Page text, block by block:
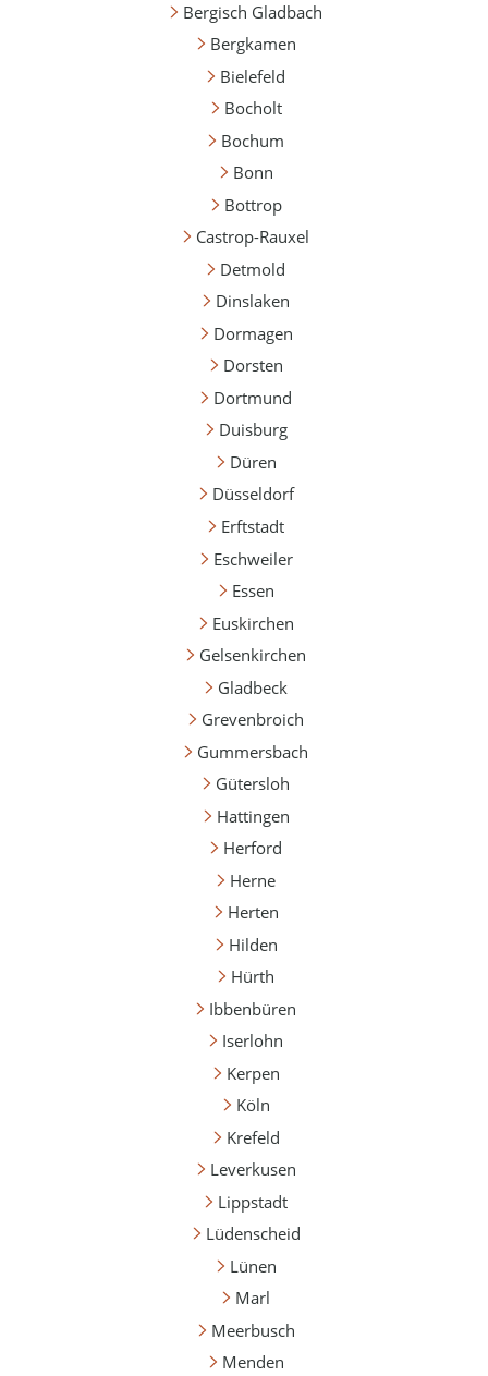
Bergisch Gladbach
Bergkamen
Bielefeld
Bocholt
Bochum
Bonn
Bottrop
Castrop-Rauxel
Detmold
Dinslaken
Dormagen
Dorsten
Dortmund
Duisburg
Düren
Düsseldorf
Erftstadt
Eschweiler
Essen
Euskirchen
Gelsenkirchen
Gladbeck
Grevenbroich
Gummersbach
Gütersloh
Hattingen
Herford
Herne
Herten
Hilden
Hürth
Ibbenbüren
Iserlohn
Kerpen
Köln
Krefeld
Leverkusen
Lippstadt
Lüdenscheid
Lünen
Marl
Meerbusch
Menden